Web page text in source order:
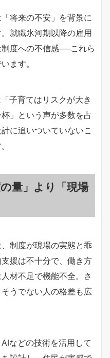
将来の不安」を背景に
就職氷河期以降の雇用
度への不信感──これら
ます。
子育てはリスクが大き
」という声が多数を占
に追いついていないこ
量」より「現場
制度が現場の実態と乖
援は不十分で、働き方
材不足で機能不全。さ
うでない人の格差も広
などの技術を活用して